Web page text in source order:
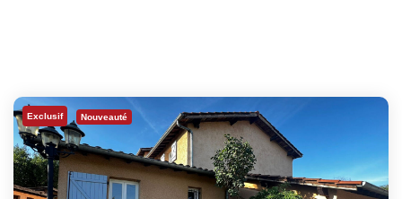
Exclusif Nouveauté